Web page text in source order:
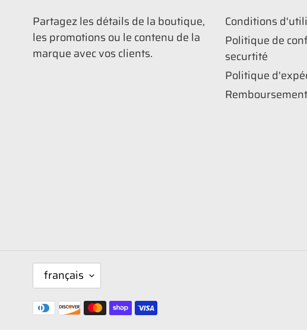
Partagez les détails de la boutique,
les promotions ou le contenu de la
marque avec vos clients.
Conditions
Politique de
securtité
Politique
Remboursement
A
N
G
français
Moyens